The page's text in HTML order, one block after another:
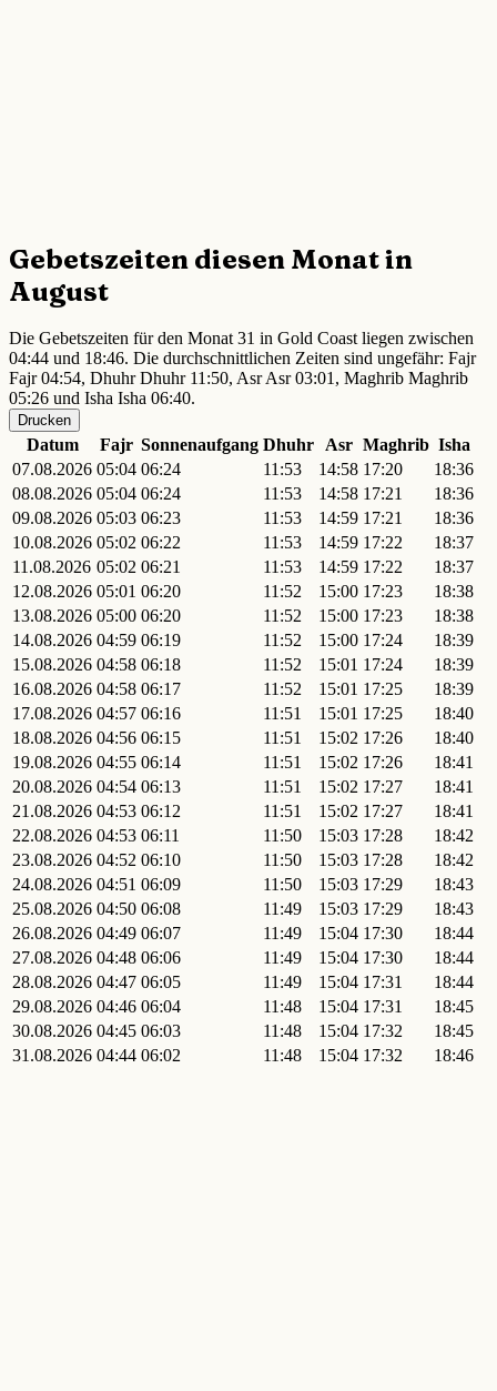
Gebetszeiten diesen Monat in
August
Die Gebetszeiten für den Monat 31 in Gold Coast liegen zwischen
04:44 und 18:46. Die durchschnittlichen Zeiten sind ungefähr: Fajr
Fajr 04:54, Dhuhr Dhuhr 11:50, Asr Asr 03:01, Maghrib Maghrib
05:26 und Isha Isha 06:40.
Drucken
Datum Fajr Sonnenaufgang Dhuhr Asr Maghrib Isha
07.08.2026 05:04 06:24 11:53 14:58 17:20
18:36
08.08.2026 05:04 06:24 11:53 14:58 17:21
18:36
09.08.2026 05:03 06:23 11:53 14:59 17:21
18:36
10.08.2026 05:02 06:22 11:53 14:59 17:22
18:37
11.08.2026 05:02 06:21 11:53 14:59 17:22
18:37
12.08.2026 05:01 06:20 11:52 15:00 17:23
18:38
13.08.2026 05:00 06:20 11:52 15:00 17:23
18:38
14.08.2026 04:59 06:19 11:52 15:00 17:24
18:39
15.08.2026 04:58 06:18 11:52 15:01 17:24
18:39
16.08.2026 04:58 06:17 11:52 15:01 17:25
18:39
17.08.2026 04:57 06:16 11:51 15:01 17:25
18:40
18.08.2026 04:56 06:15 11:51 15:02 17:26
18:40
19.08.2026 04:55 06:14 11:51 15:02 17:26
18:41
20.08.2026 04:54 06:13 11:51 15:02 17:27
18:41
21.08.2026 04:53 06:12 11:51 15:02 17:27
18:41
22.08.2026 04:53 06:11 11:50 15:03 17:28
18:42
23.08.2026 04:52 06:10 11:50 15:03 17:28
18:42
24.08.2026 04:51 06:09 11:50 15:03 17:29
18:43
25.08.2026 04:50 06:08 11:49 15:03 17:29
18:43
26.08.2026 04:49 06:07 11:49 15:04 17:30
18:44
27.08.2026 04:48 06:06 11:49 15:04 17:30
18:44
28.08.2026 04:47 06:05 11:49 15:04 17:31
18:44
29.08.2026 04:46 06:04 11:48 15:04 17:31
18:45
30.08.2026 04:45 06:03 11:48 15:04 17:32
18:45
31.08.2026 04:44 06:02 11:48 15:04 17:32 18:46